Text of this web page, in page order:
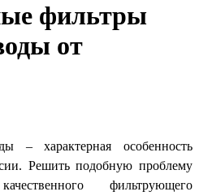
фильтры
от
– характерная особенность
Решить подобную проблему
фильтрующего